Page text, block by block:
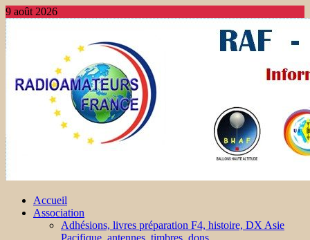
9 août 2026
Accueil
Association
Adhésions, livres préparation F4, histoire, DX Asie
Pacifique, antennes, timbres, dons,